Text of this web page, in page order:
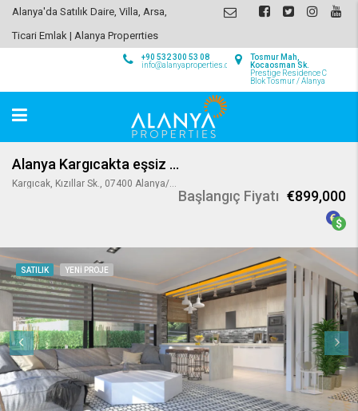
Alanya'da Satılık Daire, Villa, Arsa,
Ticari Emlak | Alanya Properrties
Tosmur Mah,
Kocaosman Sk.
Prestige Residence C
Blok Tosmur / Alanya
+90 532 300 53 08
info@alanyaproperties.com
Alanya Kargıcakta eşsiz deniz manzaralı sıfır satılık villalar
Kargıcak, Kızıllar Sk., 07400 Alanya/Antalya, Turkey
Başlangıç Fiyatı €899,000
SATILIK YENI PROJE